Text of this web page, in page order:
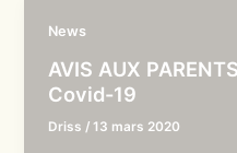
News
AVIS AUX
Covid-19
Driss /13 mars 2020